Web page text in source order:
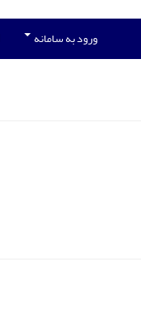
ورود به سامانه